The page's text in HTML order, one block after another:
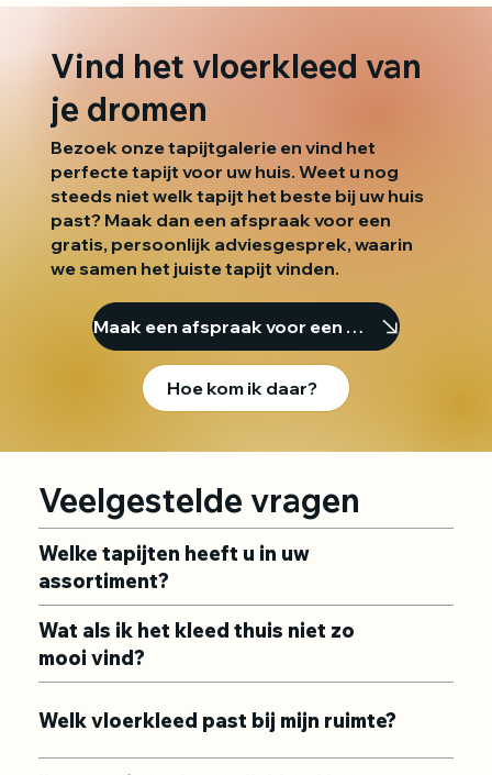
Vind het vloerkleed van
je dromen
Bezoek onze tapijtgalerie en vind het
perfecte tapijt voor uw huis. Weet u nog
steeds niet welk tapijt het beste bij uw huis
past? Maak dan een afspraak voor een
gratis, persoonlijk adviesgesprek, waarin
we samen het juiste tapijt vinden.
Maak een afspraak voor een consult.
Hoe kom ik daar?
Veelgestelde vragen
Welke tapijten heeft u in uw
assortiment?
Wat als ik het kleed thuis niet zo
mooi vind?
Welk vloerkleed past bij mijn ruimte?